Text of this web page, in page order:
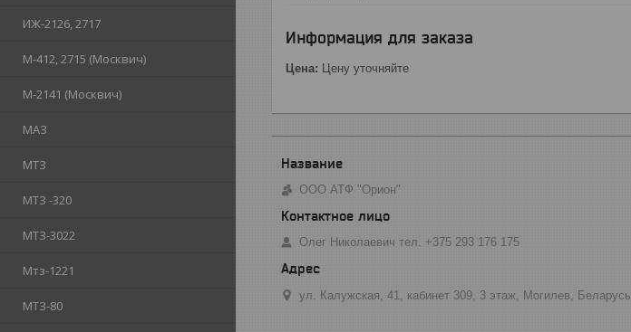
ИЖ-2126, 2717
М-412, 2715 (Москвич)
М-2141 (Москвич)
МАЗ
МТЗ
МТЗ -320
МТЗ-3022
Мтз-1221
МТЗ-80
Информация для заказа
Цена: Цену уточняйте
ООО АТФ "Орион"
Олег Николаевич тел. +375 293 176 175
ул. Калужская, 41, кабинет 309, 3 этаж, Могилев, Беларусь